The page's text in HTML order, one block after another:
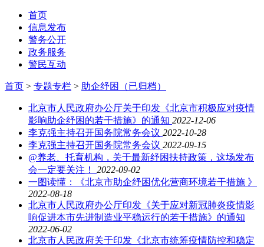
首页
信息发布
警务公开
政务服务
警民互动
首页 > 专题专栏 > 助企纾困（已归档）
北京市人民政府办公厅关于印发《北京市积极应对疫情
影响助企纾困的若干措施》的通知 2022-12-06
李克强主持召开国务院常务会议 2022-10-28
李克强主持召开国务院常务会议 2022-09-15
@养老、托育机构，关于最新纾困扶持政策，这场发布
会一定要关注！ 2022-09-02
一图读懂：《北京市助企纾困优化营商环境若干措施 》
2022-08-18
北京市人民政府办公厅印发《关于应对新冠肺炎疫情影
响促进本市先进制造业平稳运行的若干措施》的通知
2022-06-02
北京市人民政府关于印发《北京市统筹疫情防控和稳定